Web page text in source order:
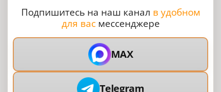
Подпишитесь на наш канал в удобном
для васмессенджере
MAX
Telegram